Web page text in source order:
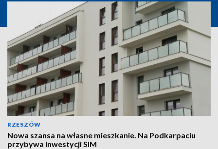
RZESZÓW
Nowa szansa na własne mieszkanie. Na Podkarpaciu
przybywa inwestycji SIM